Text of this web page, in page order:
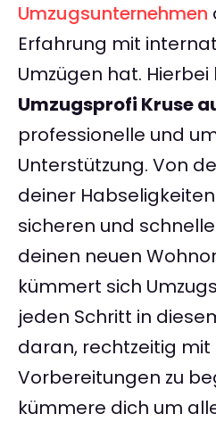
Umzugsunternehmen
Erfahrung mit
Umzügen hat.
Umzugsprofi Kruse
professionelle und
Unterstützung. Von
deiner
sicheren und
deinen neuen
kümmert sich
jeden Schritt in
daran, rechtzeitig mit
Vorbereitungen zu
kümmere dich um